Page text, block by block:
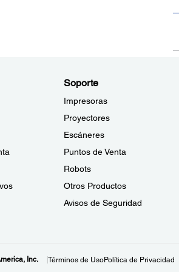
Soporte
Impresoras
Proyectores
Escáneres
Puntos de Venta
Robots
Otros Productos
Avisos de Seguridad
Inc. Términos de UsoPolítica de Privacidad